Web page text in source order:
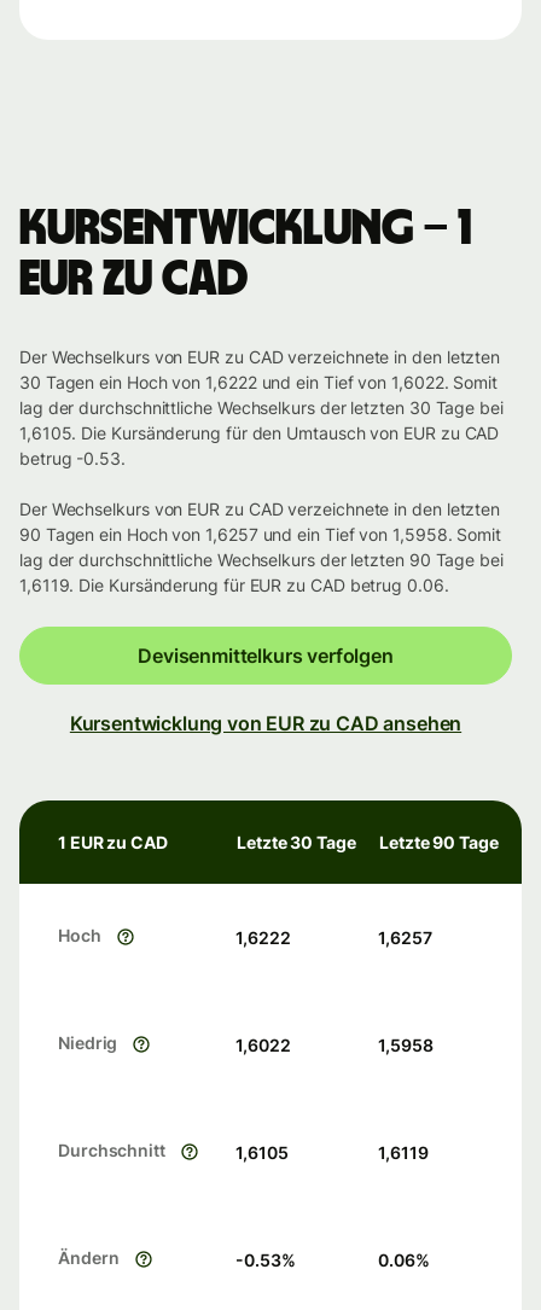
Kursentwicklung – 1
EUR zu CAD
Der Wechselkurs von EUR zu CAD verzeichnete in den letzten
30 Tagen ein Hoch von 1,6222 und ein Tief von 1,6022. Somit
lag der durchschnittliche Wechselkurs der letzten 30 Tage bei
1,6105. Die Kursänderung für den Umtausch von EUR zu CAD
betrug -0.53.
Der Wechselkurs von EUR zu CAD verzeichnete in den letzten
90 Tagen ein Hoch von 1,6257 und ein Tief von 1,5958. Somit
lag der durchschnittliche Wechselkurs der letzten 90 Tage bei
1,6119. Die Kursänderung für EUR zu CAD betrug 0.06.
Devisenmittelkurs verfolgen
Kursentwicklung von EUR zu CAD ansehen
1 EUR zu CAD Letzte 30 Tage Letzte 90 Tage
Hoch 1,6222 1,6257
Niedrig 1,6022 1,5958
Durchschnitt 1,6105 1,6119
Ändern -0.53% 0.06%